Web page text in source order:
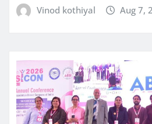
Vinod kothiyal Aug 7,